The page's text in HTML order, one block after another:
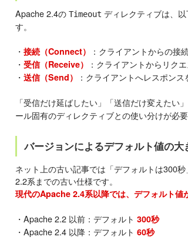
Apache 2.4の Timeout ディレクティブは、
す。
・ 接続（Connect）
：クライアントからの接
・ 受信（Receive）
：クライアントからリク
・ 送信（Send） ：クライアントへレスポン
「受信だけ延ばしたい」「送信だけ変えたい
ール固有のディレクティブとの使い分けが必要
バージョンによるデフォルト値の大
ネット上の古い記事では「デフォルトは300
2.2系までの古い仕様です。
現代のApache 2.4系以降では、デフォルト値
・Apache 2.2 以前：デフォルト 300秒
・Apache 2.4 以降：デフォルト 60秒